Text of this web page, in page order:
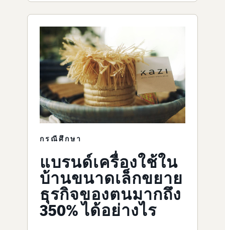
กรณีศึกษา
แบรนด์เครื่องใช้ใน
บ้านขนาดเล็กขยาย
ธุรกิจของตนมากถึง
350% ได้อย่างไร